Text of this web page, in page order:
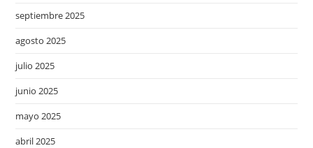
septiembre 2025
agosto 2025
julio 2025
junio 2025
mayo 2025
abril 2025